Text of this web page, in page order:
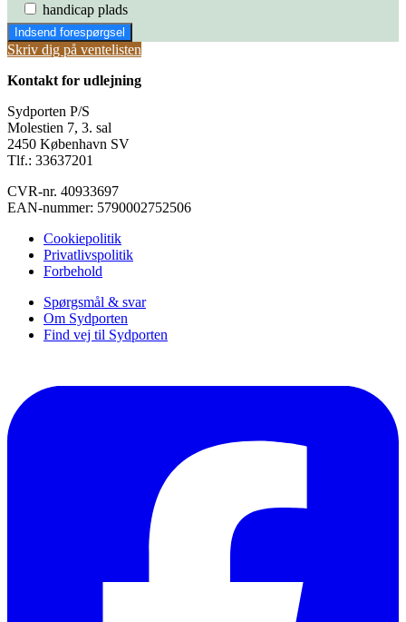
handicap plads
Indsend forespørgsel
Skriv dig på ventelisten
Kontakt for udlejning
Sydporten P/S
Molestien 7, 3. sal
2450 København SV
Tlf.: 33637201
CVR-nr. 40933697
EAN-nummer: 5790002752506
Cookiepolitik
Privatlivspolitik
Forbehold
Spørgsmål & svar
Om Sydporten
Find vej til Sydporten